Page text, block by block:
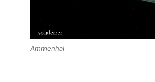
Ammenhai